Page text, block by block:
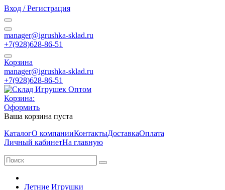
Вход / Регистрация
manager@igrushka-sklad.ru
+7(928)628-86-51
Корзина
manager@igrushka-sklad.ru
+7(928)628-86-51
Корзина:
Оформить
Ваша корзина пуста
КаталогО компанииКонтактыДоставкаОплата
Личный кабинетНа главную
Летние Игрушки